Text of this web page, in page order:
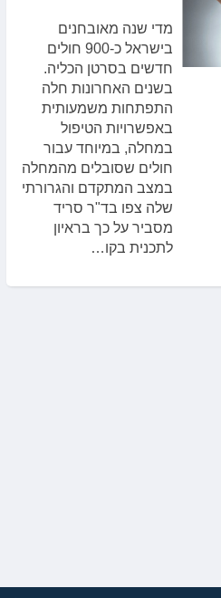
מדי שנה מאובחנים
בישראל כ-900 חולים
חדשים בסרטן הכליה.
בשנים האחרונות חלה
התפתחות משמעותית
באפשרויות הטיפול
במחלה, במיוחד עבור
חולים שסובלים מהמחלה
במצב המתקדם והגרורתי
שלה צפו בד"ר סריד
מסביר על כך בראיון
לתכנית בקו…